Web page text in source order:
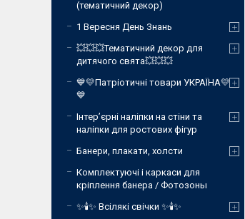
(тематичний декор)
1 Вересня День Знань
💥💥💥Тематичний декор для
дитячого свята💥💥💥
💙💛Патріотичні товари УКРАЇНА💛
💙
Інтер’єрні наліпки на стіни та
наліпки для ростових фігур
Банери, плакати, холсти
Комплектуючі і каркаси для
кріплення банера / Фотозоны
✨🕯️✨ Всілякі свічки ✨🕯️✨